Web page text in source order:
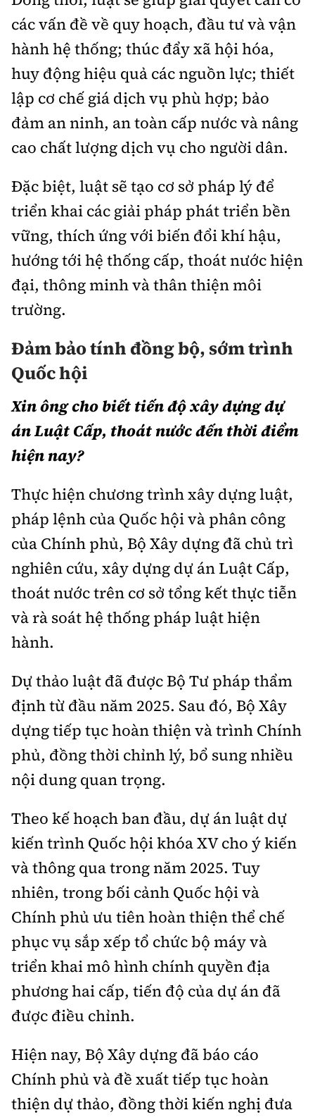
các vấn đề về quy hoạch, đầu tư và vận
hành hệ thống; thúc đẩy xã hội hóa,
huy động hiệu quả các nguồn lực; thiết
lập cơ chế giá dịch vụ phù hợp; bảo
đảm an ninh, an toàn cấp nước và nâng
cao chất lượng dịch vụ cho người dân.
Đặc biệt, luật sẽ tạo cơ sở pháp lý để
triển khai các giải pháp phát triển bền
vững, thích ứng với biến đổi khí hậu,
hướng tới hệ thống cấp, thoát nước hiện
đại, thông minh và thân thiện môi
trường.
Đảm bảo tính đồng bộ, sớm trình
Quốc hội
Xin ông cho biết tiến độ xây dựng dự
án Luật Cấp, thoát nước đến thời điểm
hiện nay?
Thực hiện chương trình xây dựng luật,
pháp lệnh của Quốc hội và phân công
của Chính phủ, Bộ Xây dựng đã chủ trì
nghiên cứu, xây dựng dự án Luật Cấp,
thoát nước trên cơ sở tổng kết thực tiễn
và rà soát hệ thống pháp luật hiện
hành.
Dự thảo luật đã được Bộ Tư pháp thẩm
định từ đầu năm 2025. Sau đó, Bộ Xây
dựng tiếp tục hoàn thiện và trình Chính
phủ, đồng thời chỉnh lý, bổ sung nhiều
nội dung quan trọng.
Theo kế hoạch ban đầu, dự án luật dự
kiến trình Quốc hội khóa XV cho ý kiến
và thông qua trong năm 2025. Tuy
nhiên, trong bối cảnh Quốc hội và
Chính phủ ưu tiên hoàn thiện thể chế
phục vụ sắp xếp tổ chức bộ máy và
triển khai mô hình chính quyền địa
phương hai cấp, tiến độ của dự án đã
được điều chỉnh.
Hiện nay, Bộ Xây dựng đã báo cáo
Chính phủ và đề xuất tiếp tục hoàn
thiện dự thảo, đồng thời kiến nghị đưa